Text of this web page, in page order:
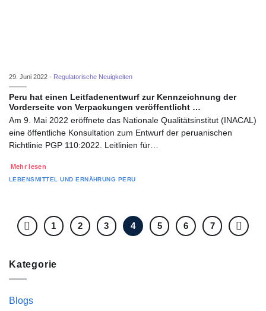
Kategorie
Blogs
29. Juni 2022 - Regulatorische Neuigkeiten
Peru hat einen Leitfadenentwurf zur Kennzeichnung der
Vorderseite von Verpackungen veröffentlicht …
Am 9. Mai 2022 eröffnete das Nationale Qualitätsinstitut (INACAL)
eine öffentliche Konsultation zum Entwurf der peruanischen
Richtlinie PGP 110:2022. Leitlinien für…
Mehr lesen
LEBENSMITTEL UND ERNÄHRUNG PERU
1 2 3 4 5 6 7